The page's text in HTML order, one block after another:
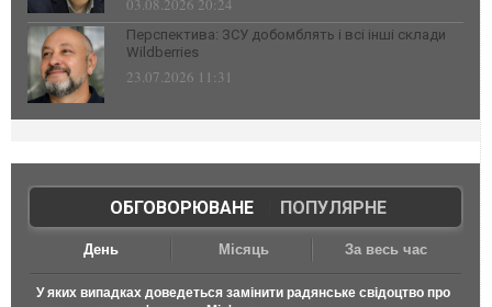
03.08.2026 20:24
Перспектива: ЗСУ добомблять і всі інші склади
Wildberries
23.07.2026 11:31
ОБГОВОРЮВАНЕ| ПОПУЛЯРНЕ
День Місяць За весь час
У яких випадках доведеться замінити радянське свідоцтво про